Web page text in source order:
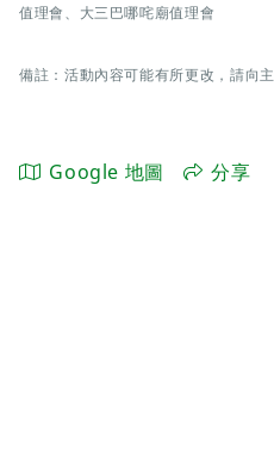
值理會、大三巴哪咤廟值理會
備註：活動內容可能有所更改，請向主
Google 地圖 分享